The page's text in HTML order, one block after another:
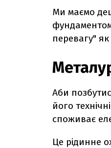
Ми маємо
фундаментом
перевагу"
Аби
його
споживає
Це рідинне